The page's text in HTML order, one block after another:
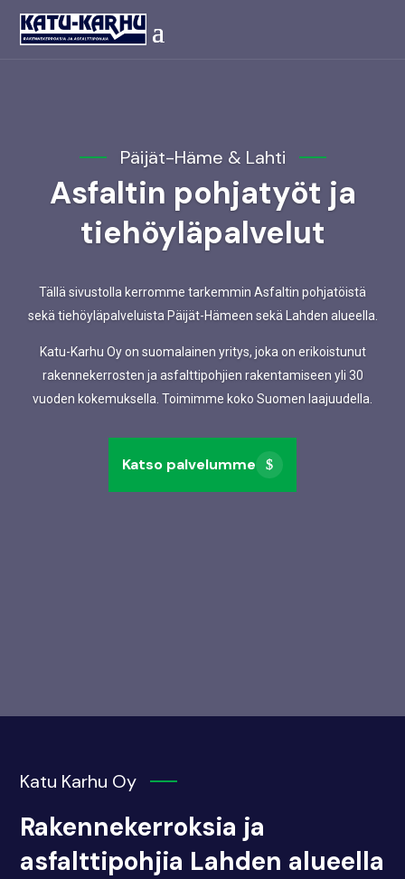
Päijät-Häme & Lahti
Asfaltin pohjatyöt ja
tiehöyläpalvelut
Tällä sivustolla kerromme tarkemmin Asfaltin pohjatöistä
sekä tiehöyläpalveluista Päijät-Hämeen sekä Lahden alueella.
Katu-Karhu Oy on suomalainen yritys, joka on erikoistunut
rakennekerrosten ja asfalttipohjien rakentamiseen yli 30
vuoden kokemuksella. Toimimme koko Suomen laajuudella.
Katso palvelumme
Katu Karhu Oy
Rakennekerroksia ja
asfalttipohjia Lahden alueella